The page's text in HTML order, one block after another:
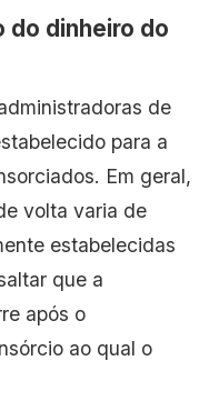
do dinheiro do
de
para a
Em geral,
volta varia de
estabelecidas
que a
após o
ao qual o